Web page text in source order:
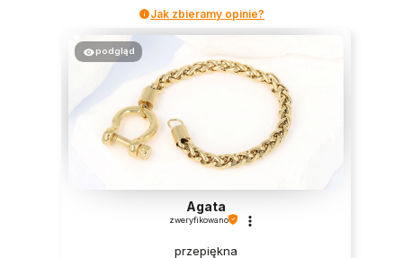
Jak zbieramy opinie?
podgląd
Agata
zweryfikowano
przepiękna